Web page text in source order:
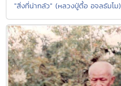
"สิ่งที่น่ากลัว" (หลวงปู่ตื้อ อจลธัมโม)